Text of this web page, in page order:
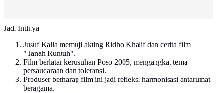
Jadi Intinya
Jusuf Kalla memuji akting Ridho Khalif dan cerita film
"Tanah Runtuh".
Film berlatar kerusuhan Poso 2005, mengangkat tema
persaudaraan dan toleransi.
Produser berharap film ini jadi refleksi harmonisasi antarumat
beragama.